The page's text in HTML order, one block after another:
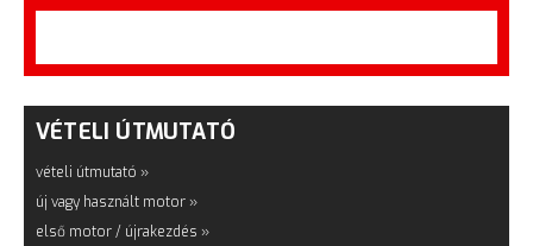
VÉTELI ÚTMUTATÓ
vételi útmutató »
új vagy használt motor »
első motor / újrakezdés »